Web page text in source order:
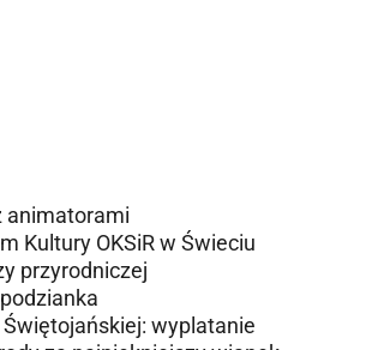
animatorami
Kultury OKSiR w Świeciu
przyrodniczej
wyplatanie